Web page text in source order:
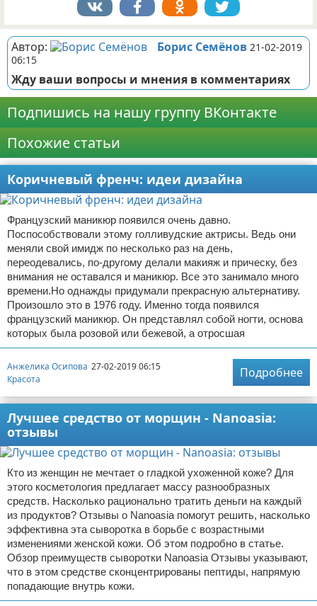
Автор: Борис Семёнов 21-02-2019
06:15
Жду ваши вопросы и мнения в комментариях
Подпишись на нашу группу ВКонтакте
Похожие статьи
Коричневый френч: идеи дизайна
Французский маникюр появился очень давно.
Поспособствовали этому голливудские актрисы. Ведь они
меняли свой имидж по несколько раз на день,
переодевались, по-другому делали макияж и прическу, без
внимания не оставался и маникюр. Все это занимало много
времени.Но однажды придумали прекрасную альтернативу.
Произошло это в 1976 году. Именно тогда появился
французский маникюр. Он представлял собой ногти, основа
которых была розовой или бежевой, а отросшая
Анжелика Осипова 27-02-2019 06:15
Красота
Подробнее
Лучшее средство от морщин - Nanoasia:
отзывы
Кто из женщин не мечтает о гладкой ухоженной коже? Для
этого косметология предлагает массу разнообразных
средств. Насколько рационально тратить деньги на каждый
из продуктов? Отзывы о Nanoasia помогут решить, насколько
эффективна эта сыворотка в борьбе с возрастными
изменениями женской кожи. Об этом подробно в статье.
Обзор преимуществ сыворотки Nanoasia Отзывы указывают,
что в этом средстве сконцентрированы пептиды, напрямую
попадающие внутрь кожи.